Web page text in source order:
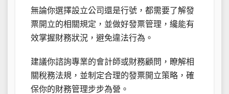
無論你選擇設立公司還是行號，都需要了解發
票開立的相關規定，並做好發票管理，纔能有
效掌握財務狀況，避免違法行為。
建議你諮詢專業的會計師或財務顧問，瞭解相
關稅務法規，並制定合理的發票開立策略，確
保你的財務管理步步為營。